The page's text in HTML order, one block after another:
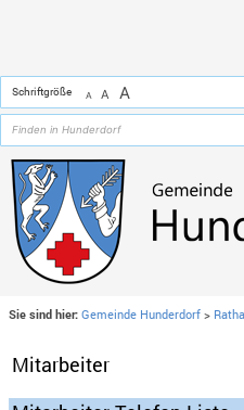
Schriftgröße A A A
Sie sind hier: Gemeinde Hunderdorf >
Mitarbeiter